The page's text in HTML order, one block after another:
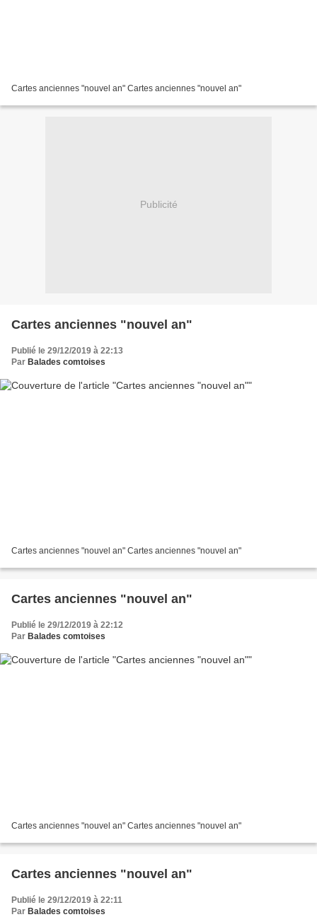
Cartes anciennes "nouvel an" Cartes anciennes "nouvel an"
Publicité
Cartes anciennes "nouvel an"
Publié le 29/12/2019 à 22:13
Par Balades comtoises
Cartes anciennes "nouvel an" Cartes anciennes "nouvel an"
Cartes anciennes "nouvel an"
Publié le 29/12/2019 à 22:12
Par Balades comtoises
Cartes anciennes "nouvel an" Cartes anciennes "nouvel an"
Cartes anciennes "nouvel an"
Publié le 29/12/2019 à 22:11
Par Balades comtoises